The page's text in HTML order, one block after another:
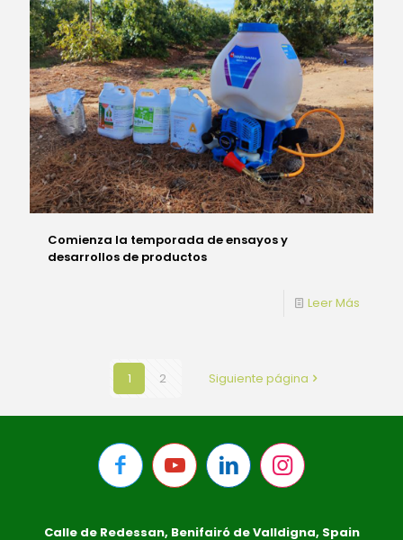
Comienza la temporada de ensayos y
desarrollos de productos
Leer Más
1 2 Siguiente página
Calle de Redessan, Benifairó de Valldigna, Spain